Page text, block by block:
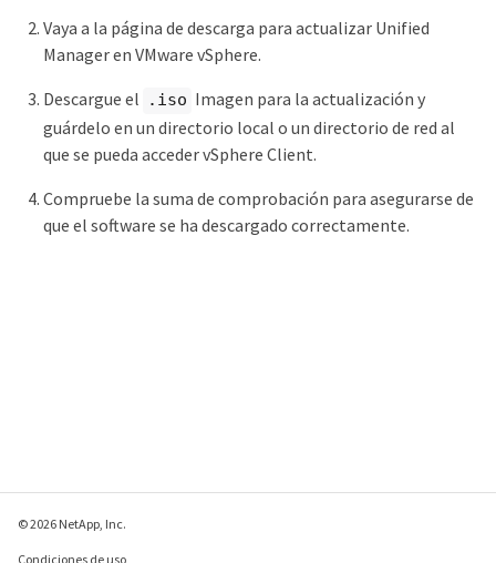
Vaya a la página de descarga para actualizar Unified
Manager en VMware vSphere.
Descargue el
.iso Imagen para la actualización y
guárdelo en un directorio local o un directorio de red al
que se pueda acceder vSphere Client.
Compruebe la suma de comprobación para asegurarse de
que el software se ha descargado correctamente.
© 2026 NetApp, Inc.
Condiciones de uso